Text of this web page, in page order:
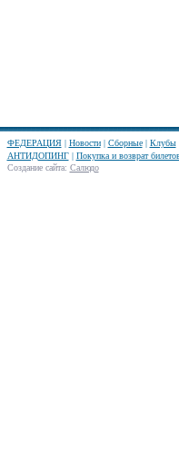
ФЕДЕРАЦИЯ| Новости| Сборные| Клубы
АНТИДОПИНГ| Покупка и возврат
Создание сайта: Салюдо